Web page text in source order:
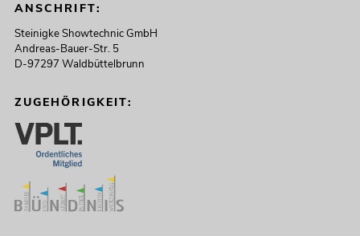
ANSCHRIFT:
Steinigke Showtechnic GmbH
Andreas-Bauer-Str. 5
D-97297 Waldbüttelbrunn
ZUGEHÖRIGKEIT: